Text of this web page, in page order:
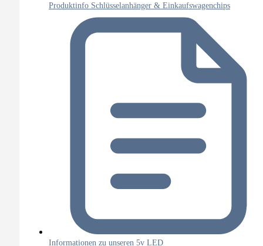
Produktinfo Schlüsselanhänger & Einkaufswagenchips
Informationen zu unseren 5v LED